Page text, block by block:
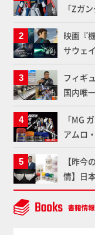
ゴールドイエロー
ボークス ファレホ
「Zガ
ンナッ
変形、
ンを再
映画『
サウェ
題配信
ート！
信
フィギ
国内唯
ッドス
望月工
インタ
ンダー
「MG
アムロ
ンジ!!
押さえ
作例に
【昨今
情】日
「Mr.カ
である